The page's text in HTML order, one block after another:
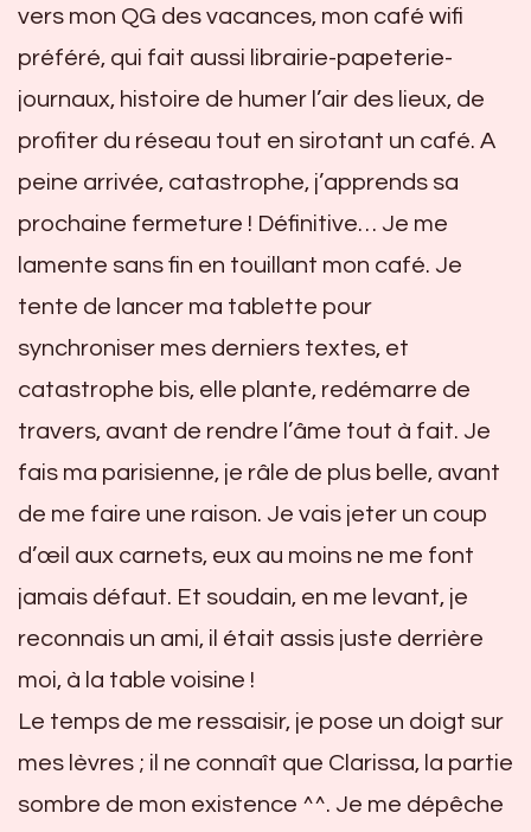
vers mon QG des vacances, mon café wifi
préféré, qui fait aussi librairie-papeterie-
journaux, histoire de humer l’air des lieux, de
profiter du réseau tout en sirotant un café. A
peine arrivée, catastrophe, j’apprends sa
prochaine fermeture ! Définitive… Je me
lamente sans fin en touillant mon café. Je
tente de lancer ma tablette pour
synchroniser mes derniers textes, et
catastrophe bis, elle plante, redémarre de
travers, avant de rendre l’âme tout à fait. Je
fais ma parisienne, je râle de plus belle, avant
de me faire une raison. Je vais jeter un coup
d’œil aux carnets, eux au moins ne me font
jamais défaut. Et soudain, en me levant, je
reconnais un ami, il était assis juste derrière
moi, à la table voisine !
Le temps de me ressaisir, je pose un doigt sur
mes lèvres ; il ne connaît que Clarissa, la partie
sombre de mon existence ^^. Je me dépêche